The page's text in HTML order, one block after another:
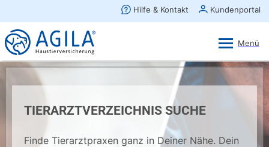
TIERARZTVERZEICHNIS SUCHE
Finde Tierarztpraxen ganz in Deiner Nähe. Dein
×
AGILA Kunden-App
Gratis - Im Play Store laden
Ansehen